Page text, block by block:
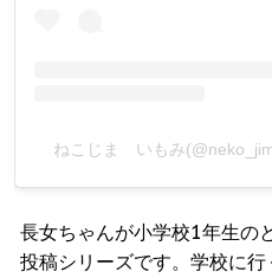
ねこじま いもみ
長女ちゃんが小学校1年生の
投稿シリーズです。学校に